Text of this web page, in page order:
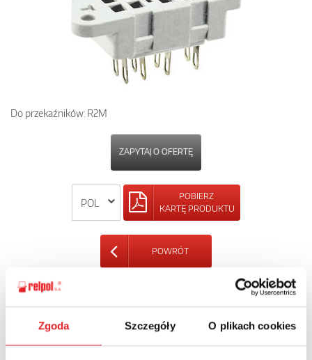
Zgoda Szczegóły O plikach cookies
Do przekaźników: R2M
ZAPYTAJ O OFERTĘ
POBIERZ
KARTĘ PRODUKTU
POWRÓT
Zapytaj o szczegóły oferty